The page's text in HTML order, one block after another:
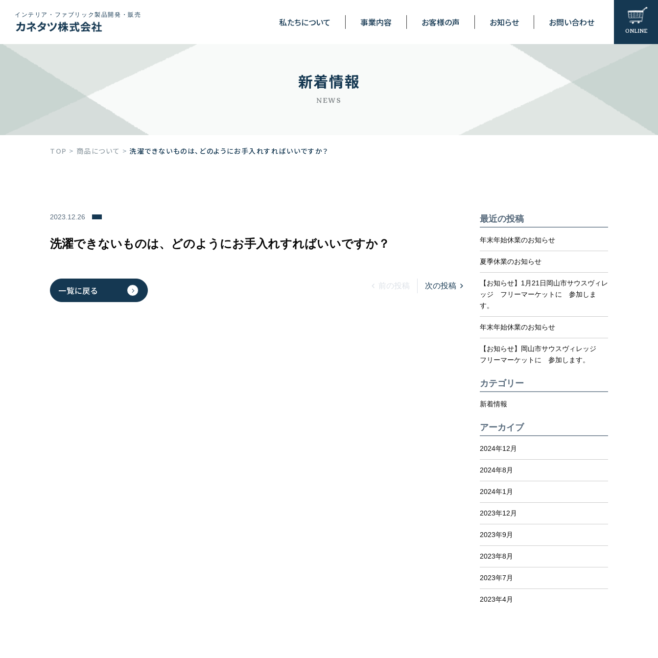
インテリア・ファブリック製品開発・販売
私たちについて 事業内容 お客様の声 お知らせ お問い合わせ
ONLINE
新着情報
NEWS
TOP > 商品について > 洗濯できないものは、どのようにお手入れすればいいですか？
2023.12.26
洗濯できないものは、どのようにお手入れすればいいですか？
前の投稿 次の投稿
一覧に戻る
最近の投稿
年末年始休業のお知らせ
夏季休業のお知らせ
【お知らせ】1月21日岡山市サウスヴィレ
ッジ フリーマーケットに 参加しま
す。
年末年始休業のお知らせ
【お知らせ】岡山市サウスヴィレッジ
フリーマーケットに 参加します。
カテゴリー
新着情報
アーカイブ
2024年12月
2024年8月
2024年1月
2023年12月
2023年9月
2023年8月
2023年7月
2023年4月